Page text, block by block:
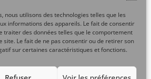
nous utilisons des technologies telles que les
informations des appareils. Le fait de consentir
traiter des données telles que le comportement
site. Le fait de ne pas consentir ou de retirer son
sur certaines caractéristiques et fonctions.
Mon compte